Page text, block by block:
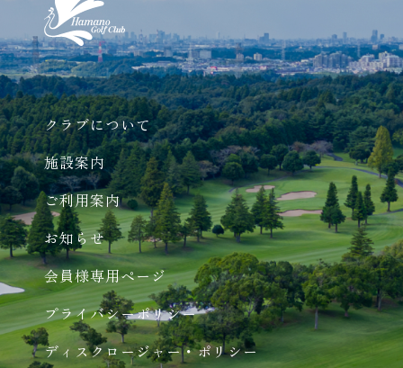
クラブについて
施設案内
ご利用案内
お知らせ
会員様専用ページ
プライバシーポリシー
ディスクロージャー・ポリシー